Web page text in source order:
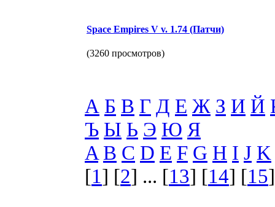
Space Empires V v. 1.74 (Патчи)
(3260 просмотров)
А Б В Г Д Е Ж З И Й
Ъ Ы Ь Э Ю Я
A B C D E F G H I J K
[1] [2] ... [13] [14] [15